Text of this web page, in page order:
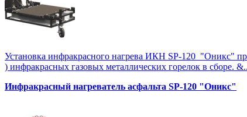
Установка инфракрасного нагрева ИКН SP-120 "Оникс"
) инфракрасных газовых металлических горелок в сборе.
Инфракрасный нагреватель асфальта SP-120 "Оникс"